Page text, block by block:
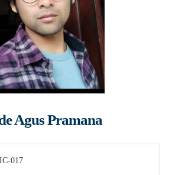
Agus Pramana
017